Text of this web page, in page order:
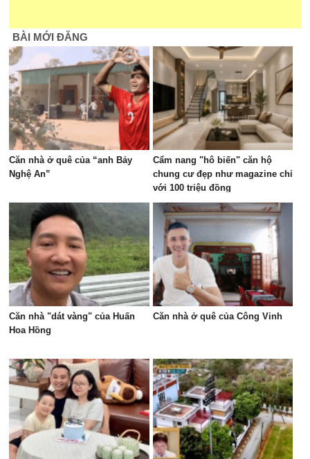
BÀI MỚI ĐĂNG
Căn nhà ở quê của “anh Bảy
Nghệ An”
Cẩm nang "hô biến" căn hộ
chung cư đẹp như magazine chỉ
với 100 triệu đồng
Căn nhà "dát vàng" của Huấn
Hoa Hồng
Căn nhà ở quê của Công Vinh